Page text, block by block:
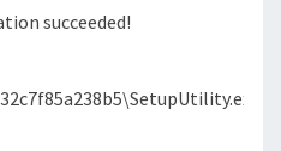
succeeded!